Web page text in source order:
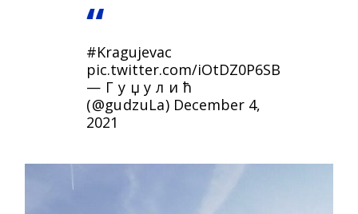
#Kragujevac
pic.twitter.com/iOtDZ0P6SB
— Г у џ у л и ћ
(@gudzuLa) December 4,
2021